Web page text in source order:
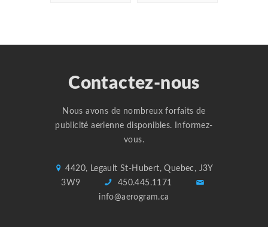
Contactez-nous
Nous avons de nombreux forfaits de
publicité aerienne disponibles. Informez-
vous.
4420, Legault St-Hubert, Quebec, J3Y
3W9
450.445.1171
info@aerogram.ca